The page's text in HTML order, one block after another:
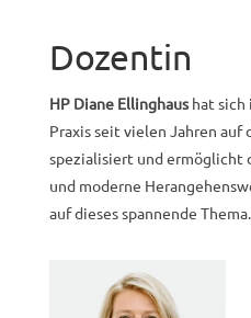
Dozentin
HP Diane Ellinghaushat sich
Praxis seit vielen Jahren auf
spezialisiert und ermöglicht
und moderne
auf dieses spannende Thema.